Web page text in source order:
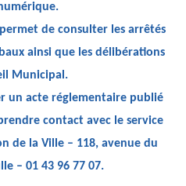
de consulter les arrêtés
ainsi que les délibérations
Municipal.
un acte réglementaire publié
contact avec le service
de la Ville – 118, avenue du
– 01 43 96 77 07.